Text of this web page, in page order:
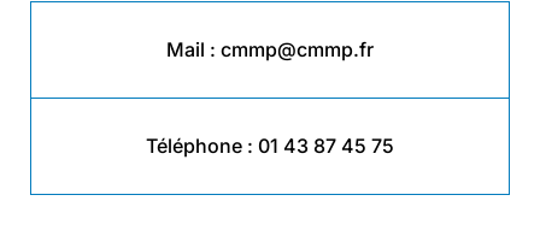
Mail : cmmp@cmmp.fr
Téléphone : 01 43 87 45 75